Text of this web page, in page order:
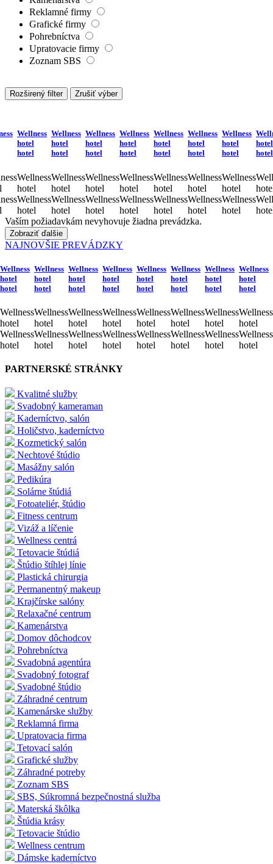
Reklamné firmy
Grafické firmy
Pohrebníctva
Upratovacie firmy
Zoznam SBS
Rozširený filter Zrušiť výber
Wellness
hotel
hotel
Wellness
hotel
Wellness
hotel
Wellness
hotel
hotel
Wellness
hotel
Wellness
hotel
Wellness
hotel
hotel
Wellness
hotel
Wellness
hotel
Wellness
hotel
hotel
Wellness
hotel
Wellness
hotel
Wellness
hotel
hotel
Wellness
hotel
Wellness
hotel
Wellness
hotel
hotel
Wellness
hotel
Wellness
hotel
Wellness
hotel
hotel
Wellness
hotel
Wellness
hotel
hotel
hotel
Vaším požiadavkám nevyhovuje žiadna prevádzka.
Zobraziť ďalšie
NAJNOVŠIE PREVÁDZKY
Wellness
hotel
hotel
Wellness
hotel
Wellness
hotel
Wellness
hotel
hotel
Wellness
hotel
Wellness
hotel
Wellness
hotel
hotel
Wellness
hotel
Wellness
hotel
Wellness
hotel
hotel
Wellness
hotel
Wellness
hotel
Wellness
hotel
hotel
Wellness
hotel
Wellness
hotel
Wellness
hotel
hotel
Wellness
hotel
Wellness
hotel
Wellness
hotel
hotel
Wellness
hotel
Wellness
hotel
Wellness
hotel
hotel
Wellness
hotel
Wellness
hotel
PARTNERSKÉ STRÁNKY
Kvalitné služby
Svadobný kameraman
Kaderníctvo, salón
Holičstvo, kaderníctvo
Kozmetický salón
Nechtové štúdio
Masážny salón
Pedikúra
Solárne štúdiá
Fotoateliér, štúdio
Fitness centrum
Vizáž a líčenie
Wellness centrá
Tetovacie štúdiá
Štúdio štíhlej línie
Plastická chirurgia
Permanentný makeup
Krajčírske salóny
Relaxačné centrum
Kamenárstva
Domov dôchodcov
Pohrebníctva
Svadobná agentúra
Svadobný fotograf
Svadobné štúdio
Záhradné centrum
Kamenárske služby
Reklamná firma
Upratovacia firma
Tetovací salón
Grafické služby
Záhradné potreby
Zoznam SBS
SBS, Súkromná bezpečnostná služba
Materská škôlka
Štúdia krásy
Tetovacie štúdio
Wellness centrum
Dámske kaderníctvo